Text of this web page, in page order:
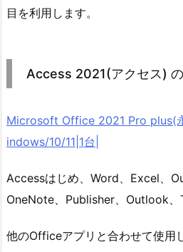
目を利用します。
Access 2021(アクセス)
Microsoft Office 2021 Pro plus(
indows/10/11|1台|
Accessはじめ、Word、Excel、
OneNote、Publisher、Outlook、
他のOfficeアプリと合わせて使用